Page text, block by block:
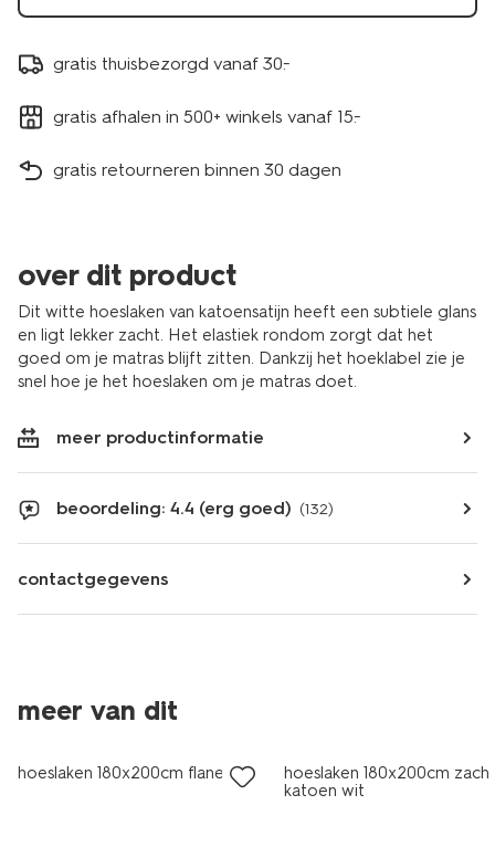
gratis thuisbezorgd vanaf 30.-
gratis afhalen in 500+ winkels vanaf 15.-
gratis retourneren binnen 30 dagen
over dit product
Dit witte hoeslaken van katoensatijn heeft een subtiele glans
en ligt lekker zacht. Het elastiek rondom zorgt dat het
goed om je matras blijft zitten. Dankzij het hoeklabel zie je
snel hoe je het hoeslaken om je matras doet.
meer productinformatie
beoordeling: 4.4 (erg goed) (132)
contactgegevens
meer van dit
hoeslaken 180x200cm flanel wit
hoeslaken 180x200cm
katoen wit